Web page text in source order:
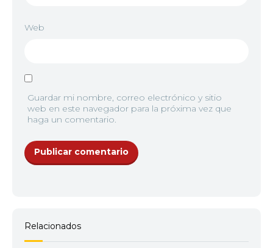
Web
Guardar mi nombre, correo electrónico y sitio
web en este navegador para la próxima vez que
haga un comentario.
Relacionados